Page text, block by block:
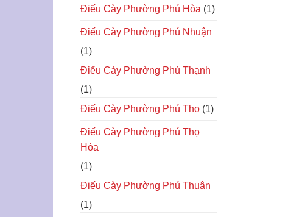
Điếu Cày Phường Phú Hòa (1)
Điếu Cày Phường Phú Nhuận
(1)
Điếu Cày Phường Phú Thạnh
(1)
Điếu Cày Phường Phú Thọ (1)
Điếu Cày Phường Phú Thọ
Hòa
(1)
Điếu Cày Phường Phú Thuận
(1)